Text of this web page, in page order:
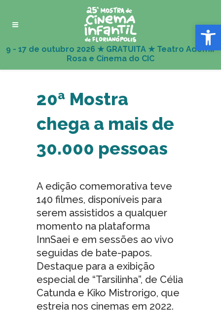
Abrir
20ª Mostra
chega a mais de
30.000 pessoas
A edição comemorativa teve
140 filmes, disponíveis para
serem assistidos a qualquer
momento na plataforma
InnSaei e em sessões ao vivo
seguidas de bate-papos.
Destaque para a exibição
especial de “Tarsilinha”, de Célia
Catunda e Kiko Mistrorigo, que
estreia nos cinemas em 2022.